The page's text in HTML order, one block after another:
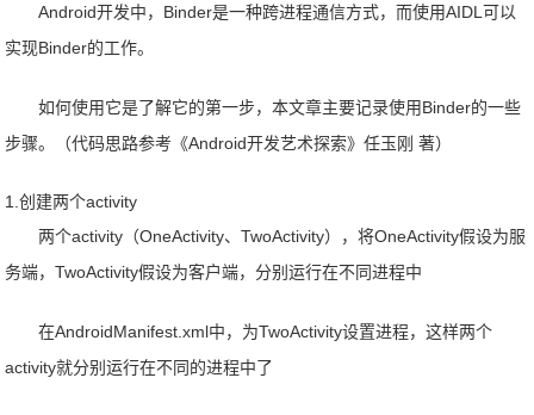
Android开发中，Binder是一种跨进程通信方式，而使用AIDL可以
实现Binder的工作。
如何使用它是了解它的第一步，本文章主要记录使用Binder的一些
步骤。（代码思路参考《Android开发艺术探索》任玉刚 著）
1.创建两个activity
两个activity（OneActivity、TwoActivity），将OneActivity假设为服
务端，TwoActivity假设为客户端，分别运行在不同进程中
在AndroidManifest.xml中，为TwoActivity设置进程，这样两个
activity就分别运行在不同的进程中了